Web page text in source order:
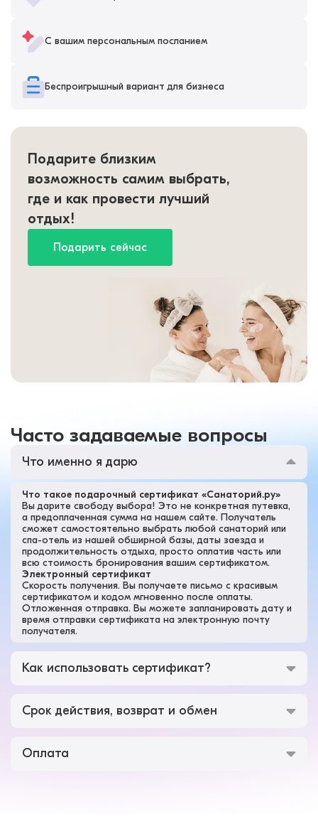
С вашим персональным посланием
Беспроигрышный вариант для бизнеса
Подарите близким
возможность самим выбрать,
где и как провести лучший
отдых!
Подарить сейчас
Часто задаваемые вопросы
Что именно я дарю
Что такое подарочный сертификат «Санаторий.ру»
Вы дарите свободу выбора! Это не конкретная путевка,
а предоплаченная сумма на нашем сайте. Получатель
сможет самостоятельно выбрать любой санаторий или
спа-отель из нашей обширной базы, даты заезда и
продолжительность отдыха, просто оплатив часть или
всю стоимость бронирования вашим сертификатом.
Электронный сертификат
Скорость получения. Вы получаете письмо с красивым
сертификатом и кодом мгновенно после оплаты.
Отложенная отправка. Вы можете запланировать дату и
время отправки сертификата на электронную почту
получателя.
Как использовать сертификат?
Срок действия, возврат и обмен
Оплата